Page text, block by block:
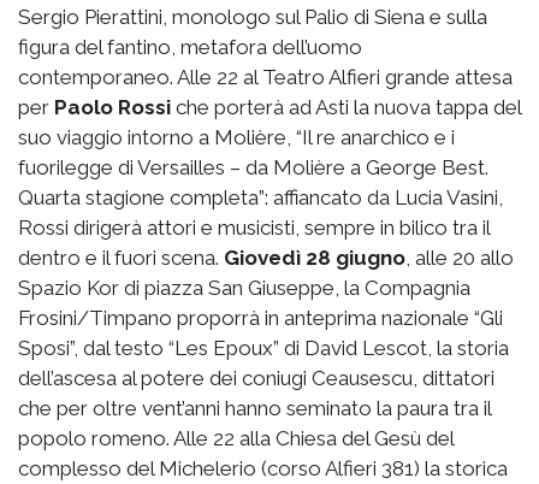
Sergio Pierattini, monologo sul Palio di Siena e sulla
figura del fantino, metafora dell’uomo
contemporaneo. Alle 22 al Teatro Alfieri grande attesa
per Paolo Rossi che porterà ad Asti la nuova tappa del
suo viaggio intorno a Molière, “Il re anarchico e i
fuorilegge di Versailles – da Molière a George Best.
Quarta stagione completa”: affiancato da Lucia Vasini,
Rossi dirigerà attori e musicisti, sempre in bilico tra il
dentro e il fuori scena. Giovedì 28 giugno , alle 20 allo
Spazio Kor di piazza San Giuseppe, la Compagnia
Frosini/Timpano proporrà in anteprima nazionale “Gli
Sposi”, dal testo “Les Epoux” di David Lescot, la storia
dell’ascesa al potere dei coniugi Ceausescu, dittatori
che per oltre vent’anni hanno seminato la paura tra il
popolo romeno. Alle 22 alla Chiesa del Gesù del
complesso del Michelerio (corso Alfieri 381) la storica